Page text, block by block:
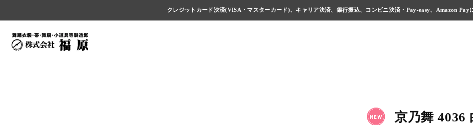
クレジットカード決済(VISA・マスターカード)、キャリア決済、銀行振込、コンビニ決済・Pay-easy、Amazon Pay
京乃舞 4036